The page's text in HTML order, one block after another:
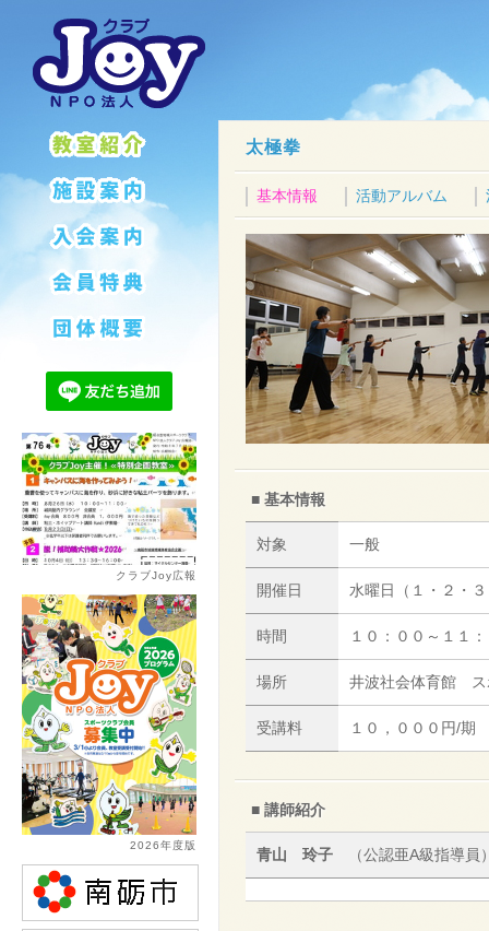
太極拳
基本情報 活動アルバム
■ 基本情報
対象 一般
開催日 水曜日（１・２・
時間 １０：００～１１
場所 井波社会体育館 ス
受講料 １０，０００円/期
■ 講師紹介
青山 玲子 （公認亜A級指導員
クラブJoy広報
2026年度版